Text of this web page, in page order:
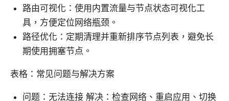
路由可视化：使用内置流量与节点状态可视化工
具，方便定位网络瓶颈。
路径优化：定期清理并重新排序节点列表，避免长
期使用拥塞节点。
表格：常见问题与解决方案
问题：无法连接 解决：检查网络、重启应用、切换